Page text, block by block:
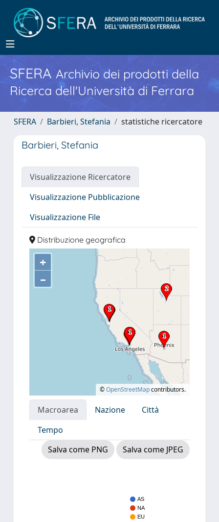
SFERA Archivio dei prodotti della
Ricerca dell'Università di Ferrara
SFERA Barbieri, Stefania statistiche ricercatore
Barbieri, Stefania
Visualizzazione Ricercatore
Visualizzazione Pubblicazione
Visualizzazione File
Distribuzione geografica
+
–
©OpenStreetMapcontributors.
Macroarea Nazione
Città
Tempo
Salva come PNG
Salva come JPEG
AS
NA
EU